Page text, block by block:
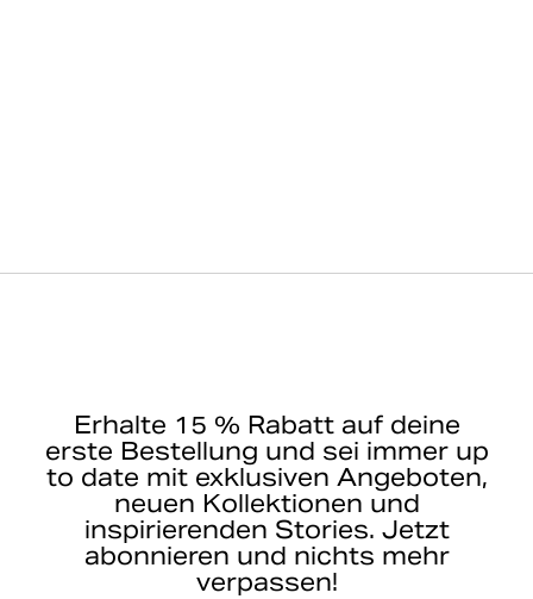
Erhalte 15 % Rabatt auf deine
erste Bestellung und sei immer up
to date mit exklusiven Angeboten,
neuen Kollektionen und
inspirierenden Stories. Jetzt
abonnieren und nichts mehr
verpassen!